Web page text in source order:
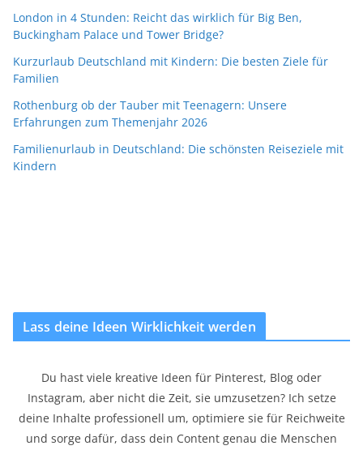
London in 4 Stunden: Reicht das wirklich für Big Ben,
Buckingham Palace und Tower Bridge?
Kurzurlaub Deutschland mit Kindern: Die besten Ziele für
Familien
Rothenburg ob der Tauber mit Teenagern: Unsere
Erfahrungen zum Themenjahr 2026
Familienurlaub in Deutschland: Die schönsten Reiseziele mit
Kindern
Lass deine Ideen Wirklichkeit werden
Du hast viele kreative Ideen für Pinterest, Blog oder
Instagram, aber nicht die Zeit, sie umzusetzen? Ich setze
deine Inhalte professionell um, optimiere sie für Reichweite
und sorge dafür, dass dein Content genau die Menschen